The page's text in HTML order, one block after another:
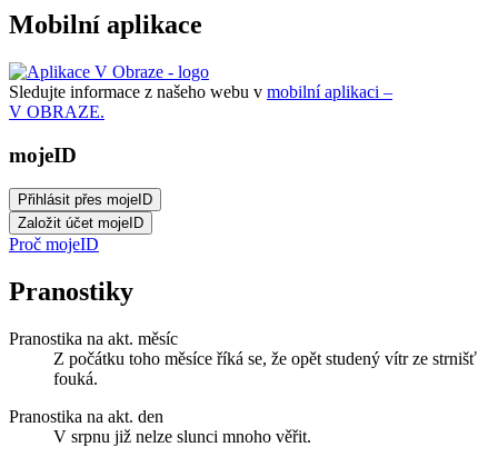
Mobilní aplikace
Sledujte informace z našeho webu v mobilní aplikaci –
V OBRAZE.
mojeID
Proč mojeID
Pranostiky
Pranostika na akt. měsíc
Z počátku toho měsíce říká se, že opět studený vítr ze strnišť
fouká.
Pranostika na akt. den
V srpnu již nelze slunci mnoho věřit.